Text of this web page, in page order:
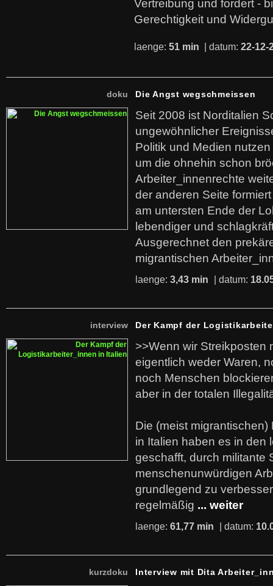
Vertreibung und fordert -
Gerechtigkeit und
laenge: 51 min | datum: 22-12-
doku Die Angst wegschmeissen
Seit 2008 ist Norditalien
ungewöhnlicher
Politik und Medien
um die ohnehin schon
Arbeiter_innenrechte
der anderen Seite
am untersten Ende der
lebendiger und
Ausgerechnet den
migrantischen
laenge: 3,43 min | datum:
interview Der Kampf der
>>Wenn wir Streikposten
eigentlich weder Waren,
noch Menschen
aber in der totalen
Die (meist
in Italien haben es in den
geschafft, durch militante
menschenunwürdigen
grundlegend zu
regelmäßig ... weiter
laenge: 61,77 min | datum:
kurzdoku Interview mit Dita